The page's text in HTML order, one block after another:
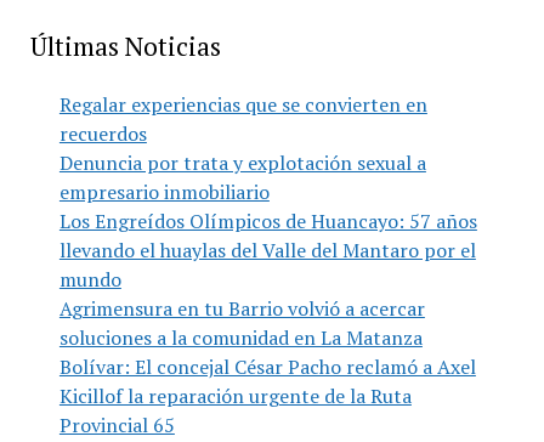
Últimas Noticias
Regalar experiencias que se convierten en
recuerdos
Denuncia por trata y explotación sexual a
empresario inmobiliario
Los Engreídos Olímpicos de Huancayo: 57 años
llevando el huaylas del Valle del Mantaro por el
mundo
Agrimensura en tu Barrio volvió a acercar
soluciones a la comunidad en La Matanza
Bolívar: El concejal César Pacho reclamó a Axel
Kicillof la reparación urgente de la Ruta
Provincial 65